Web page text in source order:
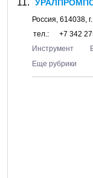
Россия, 614038, г.
тел.:
+7 342
Инструмент
Еще рубрики